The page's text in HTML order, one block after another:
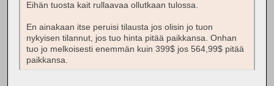
Eihän tuosta kait rullaavaa ollutkaan tulossa.
En ainakaan itse peruisi tilausta jos olisin jo tuon
nykyisen tilannut, jos tuo hinta pitää paikkansa. Onhan
tuo jo melkoisesti enemmän kuin 399$ jos 564,99$ pitää
paikkansa.